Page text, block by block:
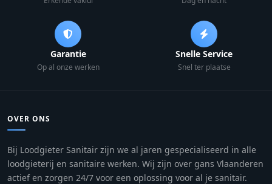
Garantie
Op al onze werken
Snelle Service
Snel ter plaatse
OVER ONS
Bij Loodgieter Sanitair zijn we al jaren gespecialiseerd in alle
loodgieterij en sanitaire werken. Wij zijn over gans Vlaanderen
actief en zorgen 24/7 voor een oplossing voor al je sanitair.